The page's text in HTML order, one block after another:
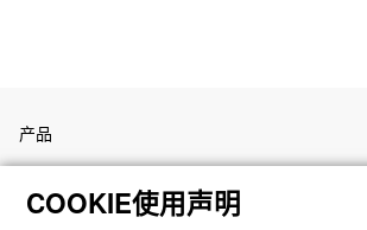
产品
客户支持
COOKIE使用声明